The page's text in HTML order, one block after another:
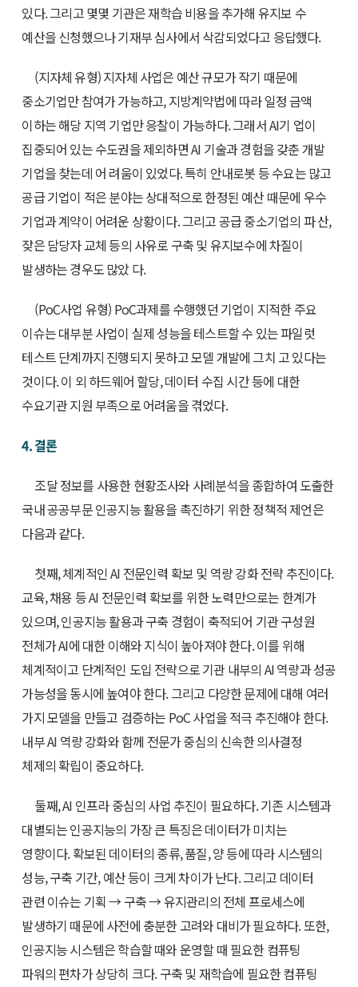
있다. 그리고 몇몇 기관은 재학습 비용을 추가해 유지보 수
예산을 신청했으나 기재부 심사에서 삭감되었다고 응답했다.
(지자체 유형) 지자체 사업은 예산 규모가 작기 때문에
중소기업만 참여가 가능하고, 지방계약법에 따라 일정 금액
이하는 해당 지역 기업만 응찰이 가능하다. 그래서 AI기 업이
집중되어 있는 수도권을 제외하면 AI 기술과 경험을 갖춘 개발
기업을 찾는데 어 려움이 있었다. 특히 안내로봇 등 수요는 많고
공급 기업이 적은 분야는 상대적으로 한정된 예산 때문에 우수
기업과 계약이 어려운 상황이다. 그리고 공급 중소기업의 파 산,
잦은 담당자 교체 등의 사유로 구축 및 유지보수에 차질이
발생하는 경우도 많았 다.
(PoC사업 유형) PoC과제를 수행했던 기업이 지적한 주요
이슈는 대부분 사업이 실제 성능을 테스트할 수 있는 파일럿
테스트 단계까지 진행되지 못하고 모델 개발에 그치 고 있다는
것이다. 이 외 하드웨어 할당, 데이터 수집 시간 등에 대한
수요기관 지원 부족으로 어려움을 겪었다.
4. 결론
조달 정보를 사용한 현황조사와 사례분석을 종합하여 도출한
국내 공공부문 인공지능 활용을 촉진하기 위한 정책적 제언은
다음과 같다.
첫째, 체계적인 AI 전문인력 확보 및 역량 강화 전략 추진이다.
교육, 채용 등 AI 전문인력 확보를 위한 노력만으로는 한계가
있으며, 인공지능 활용과 구축 경험이 축적되어 기관 구성원
전체가 AI에 대한 이해와 지식이 높아져야 한다. 이를 위해
체계적이고 단계적인 도입 전략으로 기관 내부의 AI 역량과 성공
가능성을 동시에 높여야 한다. 그리고 다양한 문제에 대해 여러
가지 모델을 만들고 검증하는 PoC 사업을 적극 추진해야 한다.
내부 AI 역량 강화와 함께 전문가 중심의 신속한 의사결정
체제의 확립이 중요하다.
둘째, AI 인프라 중심의 사업 추진이 필요하다. 기존 시스템과
대별되는 인공지능의 가장 큰 특징은 데이터가 미치는
영향이다. 확보된 데이터의 종류, 품질, 양 등에 따라 시스템의
성능, 구축 기간, 예산 등이 크게 차이가 난다. 그리고 데이터
관련 이슈는 기획 → 구축 → 유지관리의 전체 프로세스에
발생하기 때문에 사전에 충분한 고려와 대비가 필요하다. 또한,
인공지능 시스템은 학습할 때와 운영할 때 필요한 컴퓨팅
파워의 편차가 상당히 크다. 구축 및 재학습에 필요한 컴퓨팅